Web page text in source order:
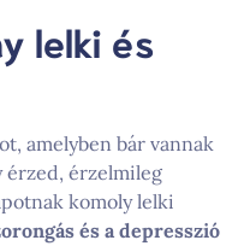
lelki és
amelyben bár vannak
érzelmileg
komoly lelki
és a depresszió